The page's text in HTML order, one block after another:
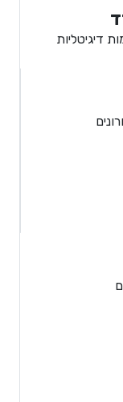
דיגיטליות